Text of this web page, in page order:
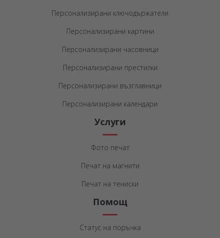
Персонализирани ключодържатели
Персонализирани картини
Персонализирани часовници
Персонализирани престилки
Персонализирани възглавници
Персонализирани календари
Услуги
Фото печат
Печат на магнити
Печат на тениски
Помощ
Статус на поръчка